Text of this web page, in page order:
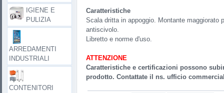
Caratteristiche
Scala dritta in appoggio. Montante maggiorato
antiscivolo.
Libretto e norme d'uso.
ATTENZIONE
Caratteristiche e certificazioni possono
prodotto. Contattate il ns. ufficio
IGIENE E
PULIZIA
ARREDAMENTI
INDUSTRIALI
CONTENITORI